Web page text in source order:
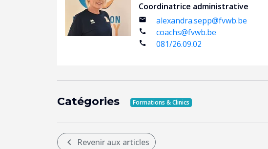
Coordinatrice administrative
email alexandra.sepp@fvwb.be
call coachs@fvwb.be
call 081/26.09.02
Catégories Formations & Clinics
chevron_left Revenir aux articles